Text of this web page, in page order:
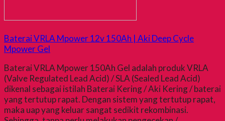
Baterai VRLA Mpower 12v 150Ah | Aki Deep Cycle
Mpower Gel
Baterai VRLA Mpower 150Ah Gel adalah produk VRLA
(Valve Regulated Lead Acid) / SLA (Sealed Lead Acid)
dikenal sebagai istilah Baterai Kering / Aki Kering / baterai
yang tertutup rapat. Dengan sistem yang tertutup rapat,
maka uap yang keluar sangat sedikit rekombinasi.